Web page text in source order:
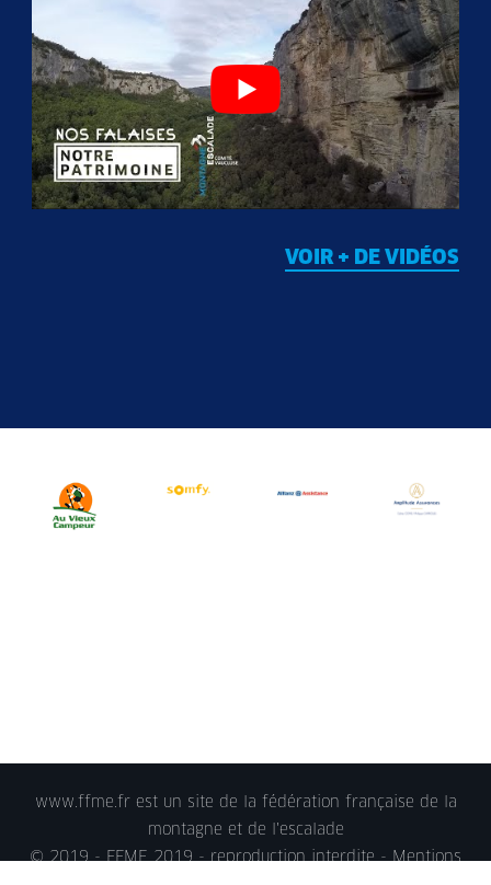
VOIR + DE VIDÉOS
www.ffme.fr est un site de la fédération française de la
montagne et de l'escalade
© 2019 - FFME 2019 - reproduction interdite -Mentions